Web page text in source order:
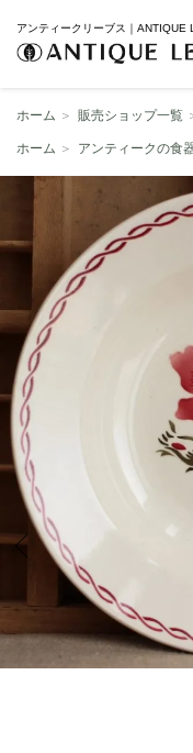
アンティークリーブス｜ANTIQUE
ホーム ＞ 販売ショップ一覧
ホーム ＞ アンティークの食